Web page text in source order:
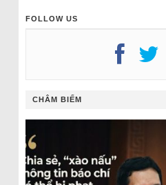
FOLLOW US
CHÂM BIẾM